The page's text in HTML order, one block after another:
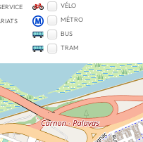
VÉLO
MÉTRO
BUS
TRAM